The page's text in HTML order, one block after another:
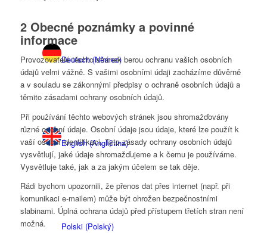
Deutsch(Němec)
English(Angličtina)
Polski(Polský)
2 Obecné poznámky a povinné
informace
Provozovatelé těchto stránek berou ochranu vašich osobních
údajů velmi vážně. S vašimi osobními údaji zacházíme důvěrně
a v souladu se zákonnými předpisy o ochraně osobních údajů a
těmito zásadami ochrany osobních údajů.
Při používání těchto webových stránek jsou shromažďovány
různé osobní údaje. Osobní údaje jsou údaje, které lze použít k
vaší osobní identifikaci. Tyto zásady ochrany osobních údajů
vysvětlují, jaké údaje shromažďujeme a k čemu je používáme.
Vysvětluje také, jak a za jakým účelem se tak děje.
Rádi bychom upozornili, že přenos dat přes internet (např. při
komunikaci e-mailem) může být ohrožen bezpečnostními
slabinami. Úplná ochrana údajů před přístupem třetích stran není
možná.